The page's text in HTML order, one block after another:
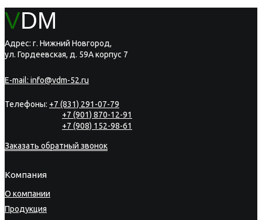
VDM
Адрес: г. Нижний Новгород,
ул. Гордеевская, д. 59А корпус 7
E-mail: info@vdm-52.ru
Телефоны: +7 (831) 291-07-79
+7 (901) 870-12-91
+7 (908) 152-98-61
Заказать обратный звонок
Компания
О компании
Продукция